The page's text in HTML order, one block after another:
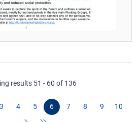
results 51 - 60 of 136
3 4 5 6 7 8 9
10